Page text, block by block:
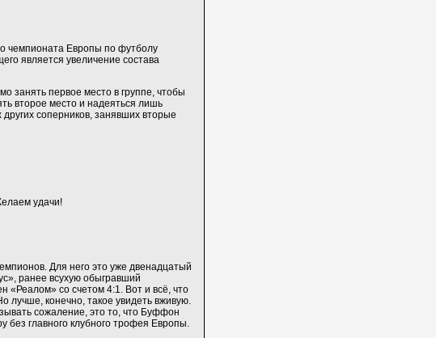
чемпионата Европы по футболу
является увеличение состава
занять первое место в группе, чтобы
второе место и надеяться лишь
соперников, занявших вторые
удачи!
Для него это уже двенадцатый
ранее всухую обыгравший
«Реалом» со счетом 4:1. Вот и всё, что
лучше, конечно, такое увидеть вживую.
сожаление, это то, что Буффон
без главного клубного трофея Европы.